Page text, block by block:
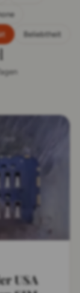
Beliebtheit
USA